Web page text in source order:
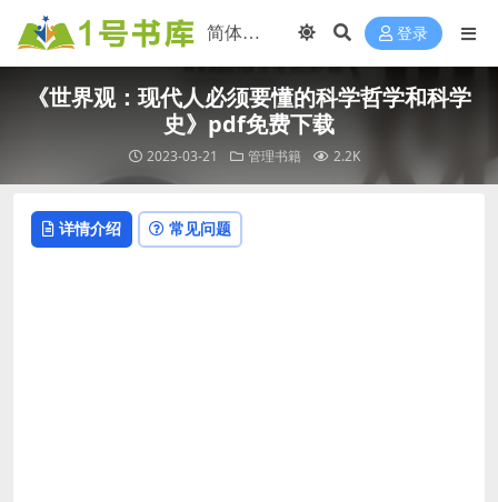
登录
《世界观：现代人必须要懂的科学哲学和科学
史》pdf免费下载
2023-03-21 管理书籍 2.2K
详情介绍 常见问题